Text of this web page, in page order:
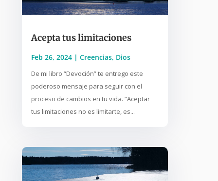
Acepta tus limitaciones
Feb 26, 2024| Creencias, Dios
De mi libro “Devoción” te entrego este
poderoso mensaje para seguir con el
proceso de cambios en tu vida. “Aceptar
tus limitaciones no es limitarte, es...